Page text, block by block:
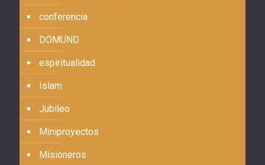
conferencia
DOMUND
espiritualidad
Islam
Jubileo
Miniproyectos
Misioneros